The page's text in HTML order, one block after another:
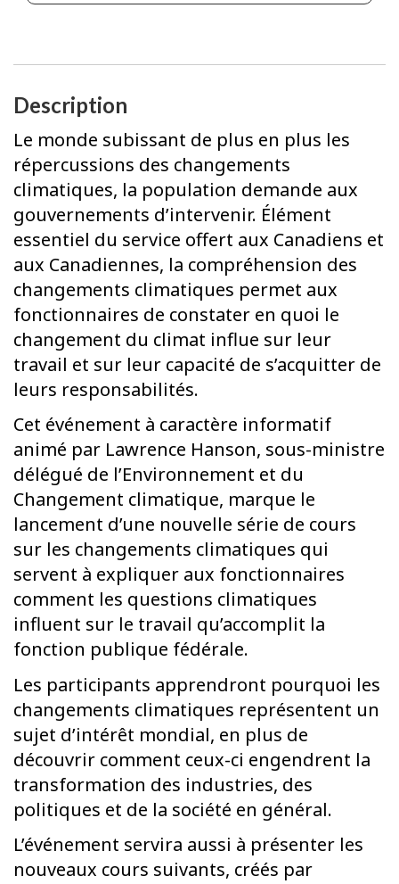
Description
Le monde subissant de plus en plus les
répercussions des changements
climatiques, la population demande aux
gouvernements d’intervenir. Élément
essentiel du service offert aux Canadiens et
aux Canadiennes, la compréhension des
changements climatiques permet aux
fonctionnaires de constater en quoi le
changement du climat influe sur leur
travail et sur leur capacité de s’acquitter de
leurs responsabilités.
Cet événement à caractère informatif
animé par Lawrence Hanson, sous-ministre
délégué de l’Environnement et du
Changement climatique, marque le
lancement d’une nouvelle série de cours
sur les changements climatiques qui
servent à expliquer aux fonctionnaires
comment les questions climatiques
influent sur le travail qu’accomplit la
fonction publique fédérale.
Les participants apprendront pourquoi les
changements climatiques représentent un
sujet d’intérêt mondial, en plus de
découvrir comment ceux-ci engendrent la
transformation des industries, des
politiques et de la société en général.
L’événement servira aussi à présenter les
nouveaux cours suivants, créés par